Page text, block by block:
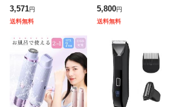
ェーバー 女性 ボディ
全身 顔 脇 すね毛 ムダ
毛処理 眉毛 防水設計 T
3,571円
送料無料
ワキ 胸 へそ周り 手 指
防水 お風呂剃り 水洗い
ER-GK23-A ダ
5,800円
送料無料